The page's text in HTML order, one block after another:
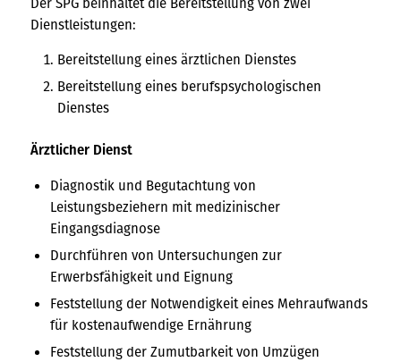
Dienstleistungen:
Bereitstellung eines ärztlichen Dienstes
Bereitstellung eines berufspsychologischen
Dienstes
Ärztlicher Dienst
Diagnostik und Begutachtung von
Leistungsbeziehern mit medizinischer
Eingangsdiagnose
Durchführen von Untersuchungen zur
Erwerbsfähigkeit und Eignung
Feststellung der Notwendigkeit eines Mehraufwands
für kostenaufwendige Ernährung
Feststellung der Zumutbarkeit von Umzügen